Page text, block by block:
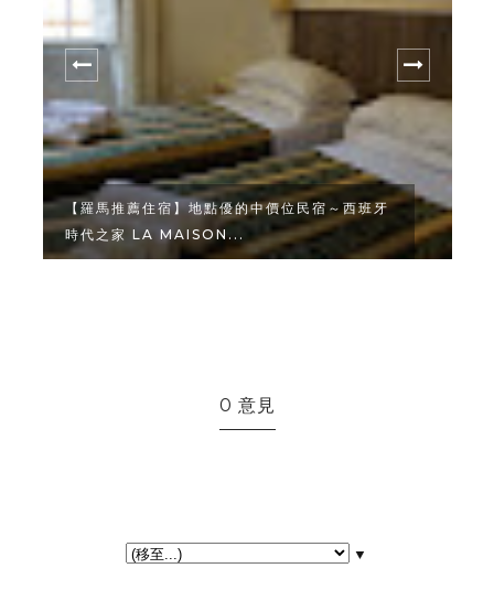
【羅馬推薦住宿】地點優的中價位民宿～西班牙
時代之家 LA MAISON...
0 意見
▼